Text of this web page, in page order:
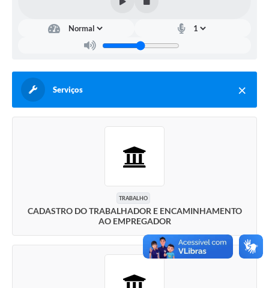
Serviços
TRABALHO
CADASTRO DO TRABALHADOR E ENCAMINHAMENTO
AO EMPREGADOR